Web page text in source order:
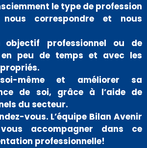
le type de profession
correspondre et nous
objectif professionnel ou de
peu de temps et avec les
même et améliorer sa
de soi, grâce à l’aide de
du secteur.
vous. L’équipe Bilan Avenir
accompagner dans ce
professionnelle!